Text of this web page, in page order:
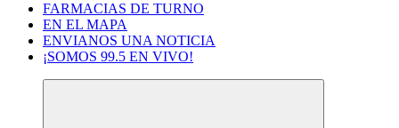
FARMACIAS DE TURNO
EN EL MAPA
ENVIANOS UNA NOTICIA
¡SOMOS 99.5 EN VIVO!